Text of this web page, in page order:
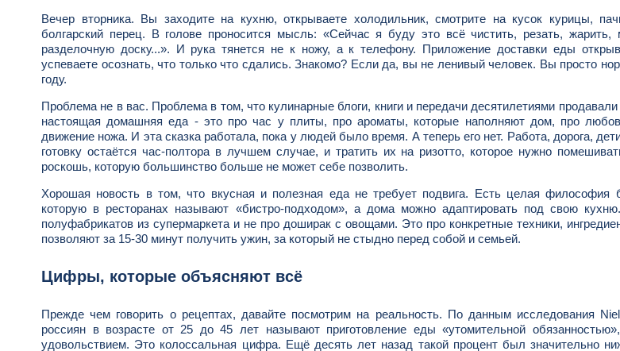
Вечер вторника. Вы заходите на кухню, открываете холодильник, смотрите на кусок курицы,
болгарский перец. В голове проносится мысль: «Сейчас я буду это всё чистить, резать, жарить,
разделочную доску...». И рука тянется не к ножу, а к телефону. Приложение доставки еды
успеваете осознать, что только что сдались. Знакомо? Если да, вы не ленивый человек. Вы просто
году.
Проблема не в вас. Проблема в том, что кулинарные блоги, книги и передачи десятилетиями
настоящая домашняя еда - это про час у плиты, про ароматы, которые наполняют дом, про
движение ножа. И эта сказка работала, пока у людей было время. А теперь его нет. Работа, дорога,
готовку остаётся час-полтора в лучшем случае, и тратить их на ризотто, которое нужно
роскошь, которую большинство больше не может себе позволить.
Хорошая новость в том, что вкусная и полезная еда не требует подвига. Есть целая философия
которую в ресторанах называют «бистро-подходом», а дома можно адаптировать под свою
полуфабрикатов из супермаркета и не про доширак с овощами. Это про конкретные техники,
позволяют за 15-30 минут получить ужин, за который не стыдно перед собой и семьей.
Цифры, которые объясняют всё
Прежде чем говорить о рецептах, давайте посмотрим на реальность. По данным исследования
россиян в возрасте от 25 до 45 лет называют приготовление еды «утомительной
удовольствием. Это колоссальная цифра. Ещё десять лет назад такой процент был значительно